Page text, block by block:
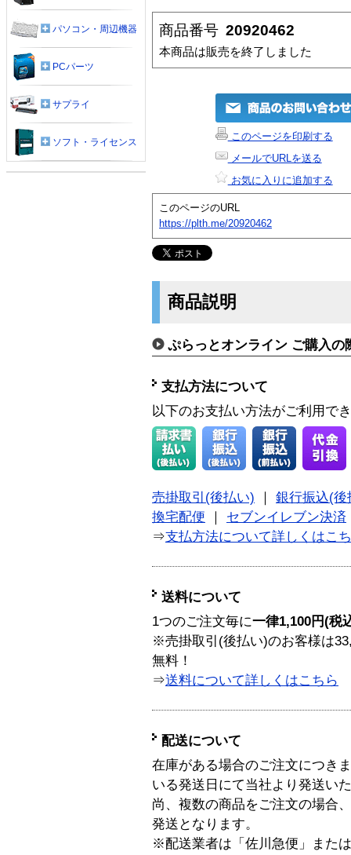
商品番号 20920462
本商品は販売を終了しました
このページを印刷する
メールでURLを送る
お気に入りに追加する
このページのURL
https://plth.me/20920462
商品説明
ぷらっとオンライン ご購入の
支払方法について
以下のお支払い方法がご利用で
売掛取引(後払い)
銀行振込(後
換宅配便
セブンイレブン決済
⇒支払方法について詳しくはこ
送料について
1つのご注文毎に一律1,100円(税
※売掛取引(後払い)のお客様は
無料！
⇒送料について詳しくはこちら
配送について
在庫がある場合のご注文につき
いる発送日にて当社より発送い
尚、複数の商品をご注文の場合
発送となります。
※配送業者は「佐川急便」また
パソコン・周辺機器
PCパーツ
サプライ
ソフト・ライセンス